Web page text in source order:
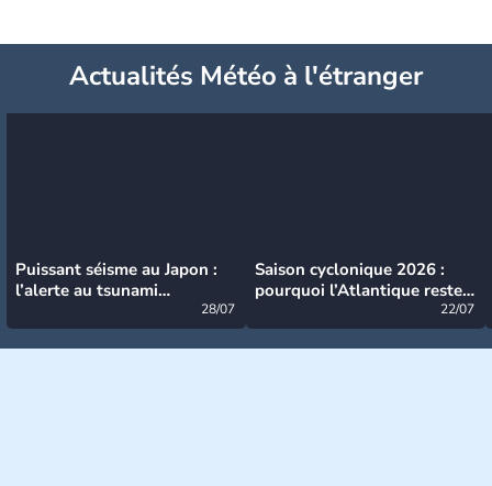
Actualités Météo à l'étranger
Puissant séisme au Japon :
l’alerte au tsunami
28/07
Saison cyclonique 2026 :
pourquoi l’Atlantique reste
22/07